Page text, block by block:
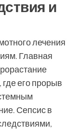
и
лечения
Главная
его прорыв
Сепсис в